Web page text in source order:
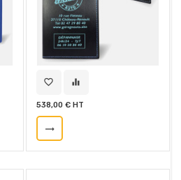
favorite_border equalizer
538,00 € HT
trending_flat